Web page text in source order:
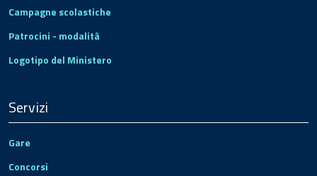
Campagne scolastiche
Patrocini - modalità
Logotipo del Ministero
Servizi
Gare
Concorsi